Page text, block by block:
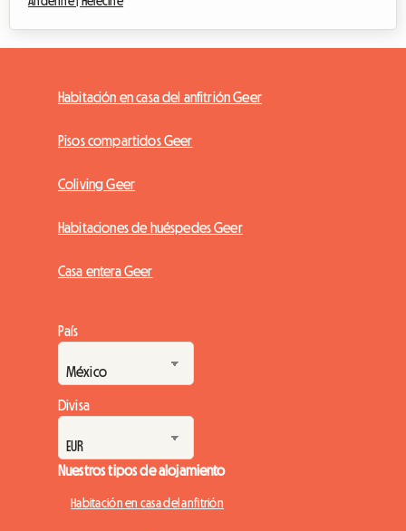
Habitación en casa del anfitrión Geer
Pisos compartidos Geer
Coliving Geer
Habitaciones de huéspedes Geer
Casa entera Geer
País
Divisa
Nuestros tipos de alojamiento
Habitación en casa del anfitrión